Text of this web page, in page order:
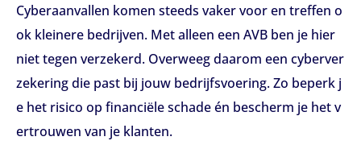
Cyberaanvallen komen steeds vaker voor en treffen o
ok kleinere bedrijven. Met alleen een AVB ben je hier
niet tegen verzekerd. Overweeg daarom een cyberver
zekering die past bij jouw bedrijfsvoering. Zo beperk j
e het risico op financiële schade én bescherm je het v
ertrouwen van je klanten.